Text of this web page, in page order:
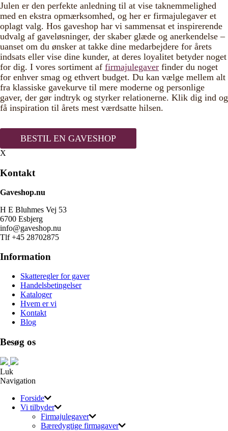
Julen er den perfekte anledning til at vise taknemmelighed
med en ekstra opmærksomhed, og her er firmajulegaver et
oplagt valg. Hos gaveshop har vi sammensat et inspirerende
udvalg af gaveløsninger, der skaber glæde og anerkendelse –
uanset om du ønsker at takke dine medarbejdere for årets
indsats eller vise dine kunder, at deres loyalitet betyder noget
for dig. I vores sortiment af firmajulegaver finder du noget
for enhver smag og ethvert budget. Du kan vælge mellem alt
fra klassiske gavekurve til mere moderne og personlige
gaver, der gør indtryk og styrker relationerne. Klik dig ind og
få inspiration til årets mest værdsatte hilsen.
BESTIL EN GAVESHOP
X
Kontakt
Gaveshop.nu
H E Bluhmes Vej 53
6700 Esbjerg
info@gaveshop.nu
Tlf +45 28702875
Information
Skatteregler for gaver
Handelsbetingelser
Kataloger
Hvem er vi
Kontakt
Blog
Besøg os
Luk
Navigation
Forside
Vi tilbyder
Firmajulegaver
Bæredygtige firmagaver